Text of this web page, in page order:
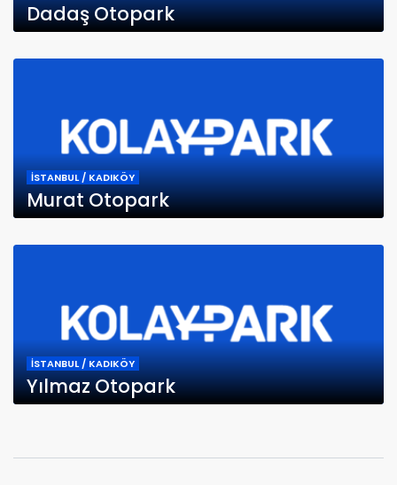
Dadaş Otopark
İSTANBUL / KADIKÖY
Murat Otopark
İSTANBUL / KADIKÖY
Yılmaz Otopark